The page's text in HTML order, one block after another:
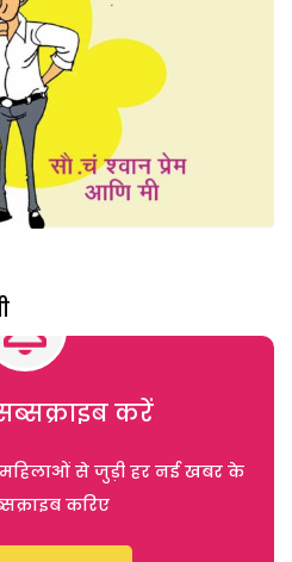
करें
से जुड़ी हर नई खबर के
करिए